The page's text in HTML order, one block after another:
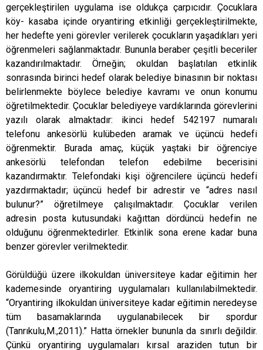
gerçekleştirilen uygulama ise oldukça çarpıcıdır. Çocuklara
köy- kasaba içinde oryantiring etkinliği gerçekleştirilmekte,
her hedefte yeni görevler verilerek çocukların yaşadıkları yeri
öğrenmeleri sağlanmaktadır. Bununla beraber çeşitli beceriler
kazandırılmaktadır. Örneğin; okuldan başlatılan etkinlik
sonrasında birinci hedef olarak belediye binasının bir noktası
belirlenmekte böylece belediye kavramı ve onun konumu
öğretilmektedir. Çocuklar belediyeye vardıklarında görevlerini
yazılı olarak almaktadır: ikinci hedef 542197 numaralı
telefonu ankesörlü kulübeden aramak ve üçüncü hedefi
öğrenmektir. Burada amaç, küçük yaştaki bir öğrenciye
ankesörlü telefondan telefon edebilme becerisini
kazandırmaktır. Telefondaki kişi öğrencilere üçüncü hedefi
yazdırmaktadır; üçüncü hedef bir adrestir ve “adres nasıl
bulunur?” öğretilmeye çalışılmaktadır. Çocuklar verilen
adresin posta kutusundaki kağıttan dördüncü hedefin ne
olduğunu öğrenmektedirler. Etkinlik sona erene kadar buna
benzer görevler verilmektedir.
Görüldüğü üzere ilkokuldan üniversiteye kadar eğitimin her
kademesinde oryantiring uygulamaları kullanılabilmektedir.
“Oryantiring ilkokuldan üniversiteye kadar eğitimin neredeyse
tüm basamaklarında uygulanabilecek bir spordur
(Tanrıkulu,M.,2011).” Hatta örnekler bununla da sınırlı değildir.
Çünkü oryantiring uygulamaları kırsal araziden tutun bir